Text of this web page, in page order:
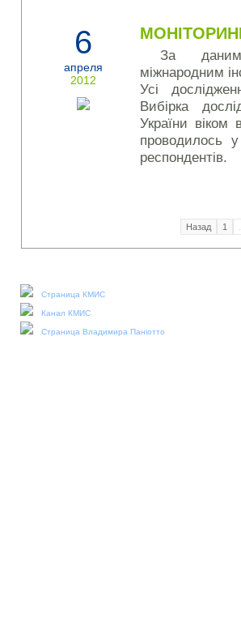
6
апреля
2012
За
міжнародним
Усі
Вибірка
України віком
проводилось
респондентів.
Назад 1
Страница КМИС
Канал КМИС
Страница Владимира Паніотто